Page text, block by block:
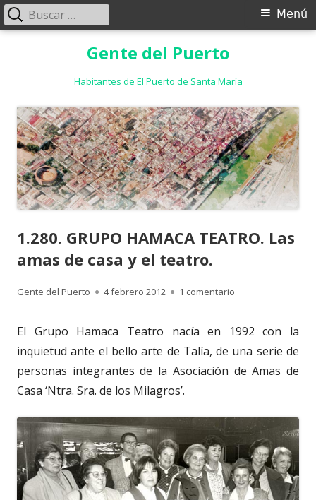
Gente del Puerto
Habitantes de El Puerto de Santa María
Menú
Menú
Buscar:
1.280. GRUPO HAMACA TEATRO. Las
amas de casa y el teatro.
Autor
Gente del Puerto
Publicado
4 febrero 2012 1 comentario
El Grupo Hamaca Teatro nacía en 1992 con la
inquietud ante el bello arte de Talía, de una serie de
personas integrantes de la Asociación de Amas de
Casa ‘Ntra. Sra. de los Milagros’.